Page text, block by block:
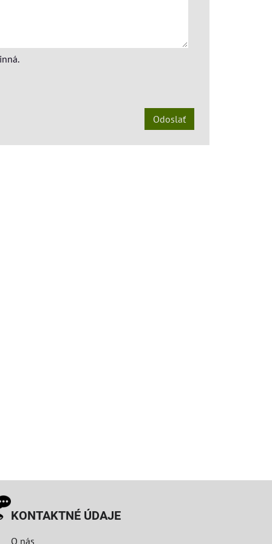
Odoslať
KONTAKTNÉ ÚDAJE
O nás